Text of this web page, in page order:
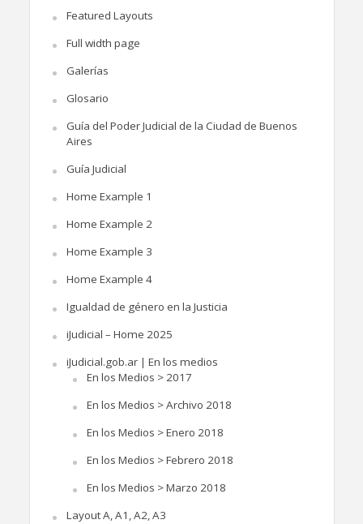
Featured Layouts
Full width page
Galerías
Glosario
Guía del Poder Judicial de la Ciudad de Buenos
Aires
Guía Judicial
Home Example 1
Home Example 2
Home Example 3
Home Example 4
Igualdad de género en la Justicia
iJudicial – Home 2025
iJudicial.gob.ar | En los medios
En los Medios > 2017
En los Medios > Archivo 2018
En los Medios > Enero 2018
En los Medios > Febrero 2018
En los Medios > Marzo 2018
Layout A, A1, A2, A3